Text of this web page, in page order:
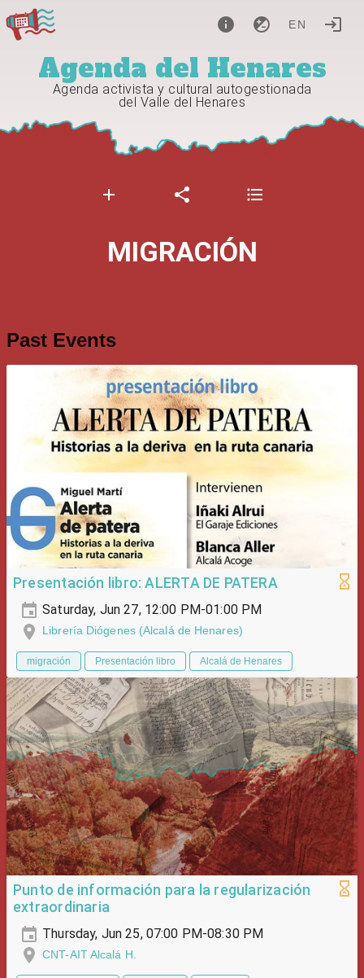
EN
Agenda del Henares
Agenda activista y cultural autogestionada
del Valle del Henares
MIGRACIÓN
Past Events
Presentación libro: ALERTA DE PATERA
Saturday, Jun 27, 12:00 PM-01:00 PM
Librería Diógenes (Alcalá de Henares)
migración Presentación libro Alcalá de Henares
Punto de información para la regularización
extraordinaria
Thursday, Jun 25, 07:00 PM-08:30 PM
CNT-AIT Alcalá H.